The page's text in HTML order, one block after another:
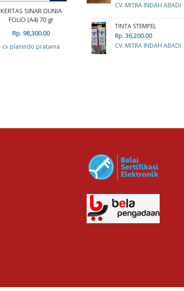
KERTAS SINAR DUNIA
FOLIO (A4) 70 gr
Rp. 98,300.00
cv planindo pratama
KERTAS SINAR DUNIA A3
70 GRAM
Rp. 113,000.00
cv planindo pratama
CV. MITRA INDAH ABADI
TINTA STEMPEL
Rp. 36,200.00
CV. MITRA INDAH ABADI